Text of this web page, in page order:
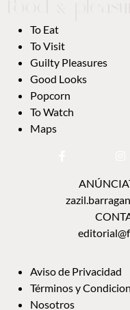
To Eat
To Visit
Guilty Pleasures
Good Looks
Popcorn
To Watch
Maps
Aviso de Privacidad
Términos y
Nosotros